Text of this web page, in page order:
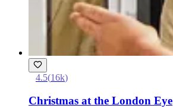
4.5(16k)
Christmas at the London Eye